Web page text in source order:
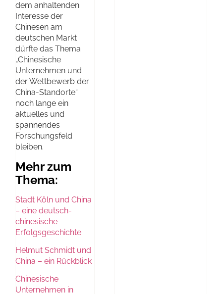
dem anhaltenden
Interesse der
Chinesen am
deutschen Markt
dürfte das Thema
„Chinesische
Unternehmen und
der Wettbewerb der
China-Standorte“
noch lange ein
aktuelles und
spannendes
Forschungsfeld
bleiben.
Mehr zum
Thema:
Stadt Köln und China
– eine deutsch-
chinesische
Erfolgsgeschichte
Helmut Schmidt und
China – ein Rückblick
Chinesische
Unternehmen in